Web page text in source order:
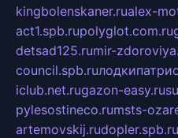
kingbolenskaner.rualex-
act1.spb.rupolyglot.com.ru
detsad125.rumir-
council.spb.ru
iclub.net.rugazon-easy.ru
pylesostineco.rumsts-
artemovskij.rudopler.spb.ru